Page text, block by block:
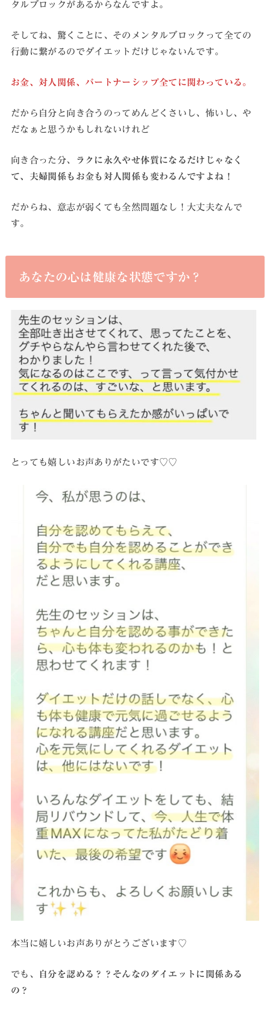
タルブロックがあるからなんですよ。
そしてね、驚くことに、そのメンタルブロックって全ての
行動に繋がるのでダイエットだけじゃないんです。
お金、対人関係、パートナーシップ全てに関わっている。
だから自分と向き合うのってめんどくさいし、怖いし、や
だなぁと思うかもしれないけれど
向き合った分、
ラクに永久やせ体質になるだけじゃなく
て、夫婦関係もお金も対人関係も変わるんですよね！
だからね、意志が弱くても全然問題なし！大丈夫なんで
す。
あなたの心は健康な状態ですか？
とっても嬉しいお声ありがたいです♡♡
本当に嬉しいお声ありがとうございます♡
でも、
自分を認める？？そんなのダイエットに関係ある
の？